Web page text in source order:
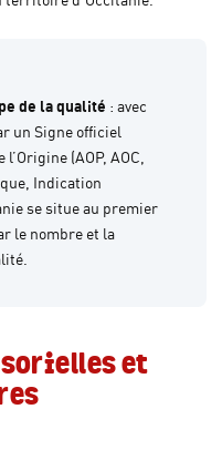
de la qualité : avec
un Signe officiel
(AOP, AOC,
Indication
se situe au premier
le nombre et la
et